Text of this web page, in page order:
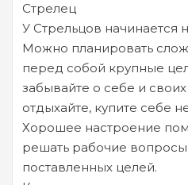
Стрелец
У Стрельцов
Можно планировать
перед собой крупные
забывайте о себе и
отдыхайте, купите себе
Хорошее настроение
решать рабочие
поставленных целей.